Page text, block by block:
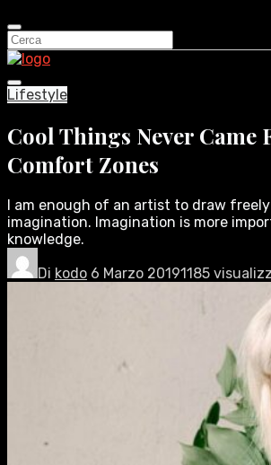
Lifestyle
Cool Things Never Came
Comfort Zones
I am enough of an artist to draw
imagination. Imagination is more
knowledge.
Di kodo 6 Marzo 20191185